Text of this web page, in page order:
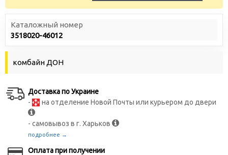
Каталожный номер
3518020-46012
комбайн ДОН
Доставка по Украине
-
на отделение Новой Почты или курьером до двери
- самовывоз в г. Харьков
подробнее →
Оплата при получении